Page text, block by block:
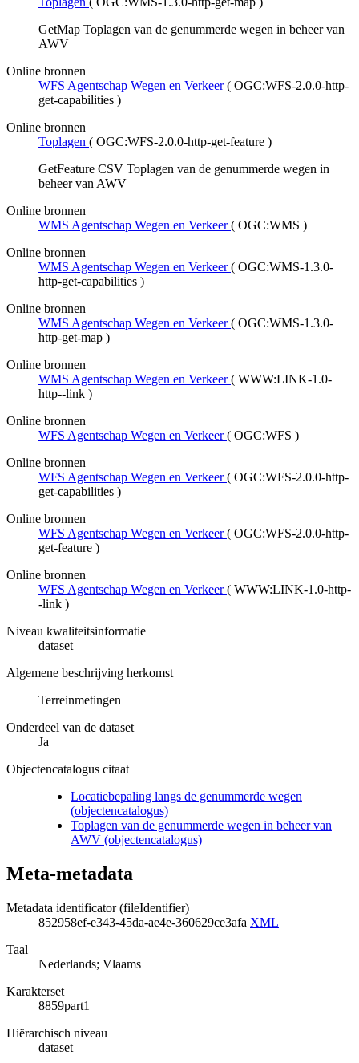
GetMap Toplagen van de genummerde wegen in beheer van
AWV
Online bronnen
WFS Agentschap Wegen en Verkeer ( OGC:WFS-2.0.0-http-
get-capabilities )
Online bronnen
Toplagen ( OGC:WFS-2.0.0-http-get-feature )
GetFeature CSV Toplagen van de genummerde wegen in
beheer van AWV
Online bronnen
WMS Agentschap Wegen en Verkeer ( OGC:WMS )
Online bronnen
WMS Agentschap Wegen en Verkeer ( OGC:WMS-1.3.0-
http-get-capabilities )
Online bronnen
WMS Agentschap Wegen en Verkeer ( OGC:WMS-1.3.0-
http-get-map )
Online bronnen
WMS Agentschap Wegen en Verkeer ( WWW:LINK-1.0-
http--link )
Online bronnen
WFS Agentschap Wegen en Verkeer ( OGC:WFS )
Online bronnen
WFS Agentschap Wegen en Verkeer ( OGC:WFS-2.0.0-http-
get-capabilities )
Online bronnen
WFS Agentschap Wegen en Verkeer ( OGC:WFS-2.0.0-http-
get-feature )
Online bronnen
WFS Agentschap Wegen en Verkeer ( WWW:LINK-1.0-http-
-link )
Niveau kwaliteitsinformatie
dataset
Algemene beschrijving herkomst
Terreinmetingen
Onderdeel van de dataset
Ja
Objectencatalogus citaat
Locatiebepaling langs de genummerde wegen
(objectencatalogus)
Toplagen van de genummerde wegen in beheer van
AWV (objectencatalogus)
Meta-metadata
Metadata identificator (fileIdentifier)
852958ef-e343-45da-ae4e-360629ce3afa XML
Taal
Nederlands; Vlaams
Karakterset
8859part1
Hiërarchisch niveau
dataset